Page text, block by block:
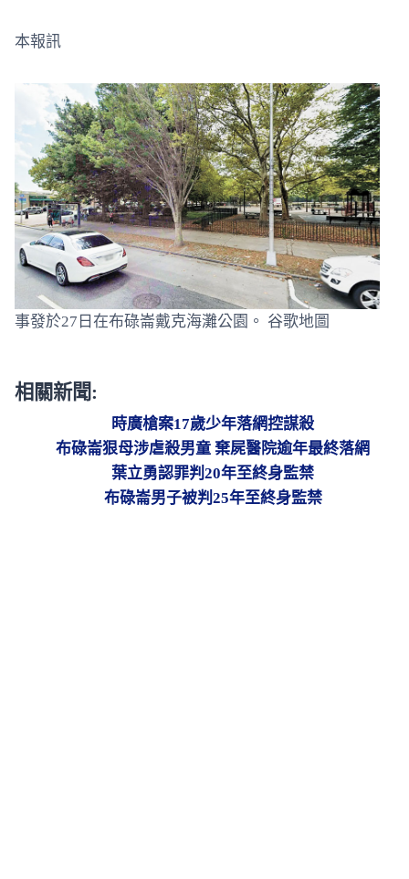
本報訊
事發於27日在布碌崙戴克海灘公園。 谷歌地圖
相關新聞:
時廣槍案17歲少年落網控謀殺
布碌崙狠母涉虐殺男童 棄屍醫院逾年最終落網
葉立勇認罪判20年至終身監禁
布碌崙男子被判25年至終身監禁